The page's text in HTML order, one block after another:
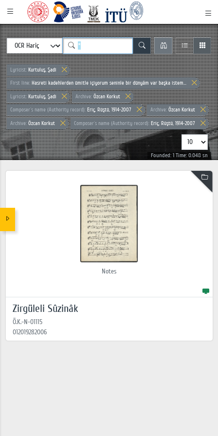
Lyricist: Kurtuluş, Şadi
First line: Hasreti kadehlerden ümitle içiyorum seninle bir dünyâm var başka istem...
Lyricist: Kurtuluş, Şadi Archive: Özcan Korkut
Composer`s name (Authority record): Eriç, Rüştü, 1914-2007 Archive: Özcan Korkut
Archive: Özcan Korkut Composer`s name (Authority record): Eriç, Rüştü, 1914-2007
Founded: 1 Time: 0.048 sn
Notes
Zirgüleli Sûzinâk
Ö.K.-N-01115
012019282006